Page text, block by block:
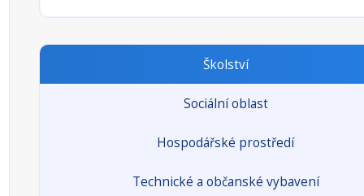
Školství
Sociální oblast
Hospodářské prostředí
Technické a občanské vybavení